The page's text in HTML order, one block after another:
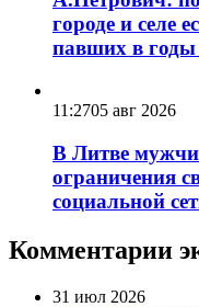
городе и селе
павших в
11:2705 авг 2026
В Литве
ограничения
социальной
Комментарии
31 июл 2026